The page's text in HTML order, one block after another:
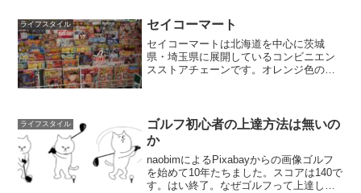
月のガ...
ライフスタイル セイコーマート
セイコーマートは北海道を中心に茨城
県・埼玉県に展開しているコンビニエン
スストアチェーンです。オレンジ色の鳥
込められているらしいです。...
ライフスタイル
ゴルフ初心者の上達方法は無いの
か
naobimによるPixabayからの画像ゴルフ
を始めて10年たちました。スコアは140で
す。はい終了。なぜゴルフって上達しな